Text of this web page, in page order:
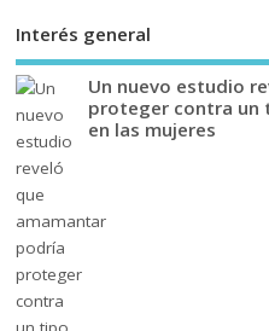
Interés general
Un nuevo estudio
proteger contra un
en las mujeres